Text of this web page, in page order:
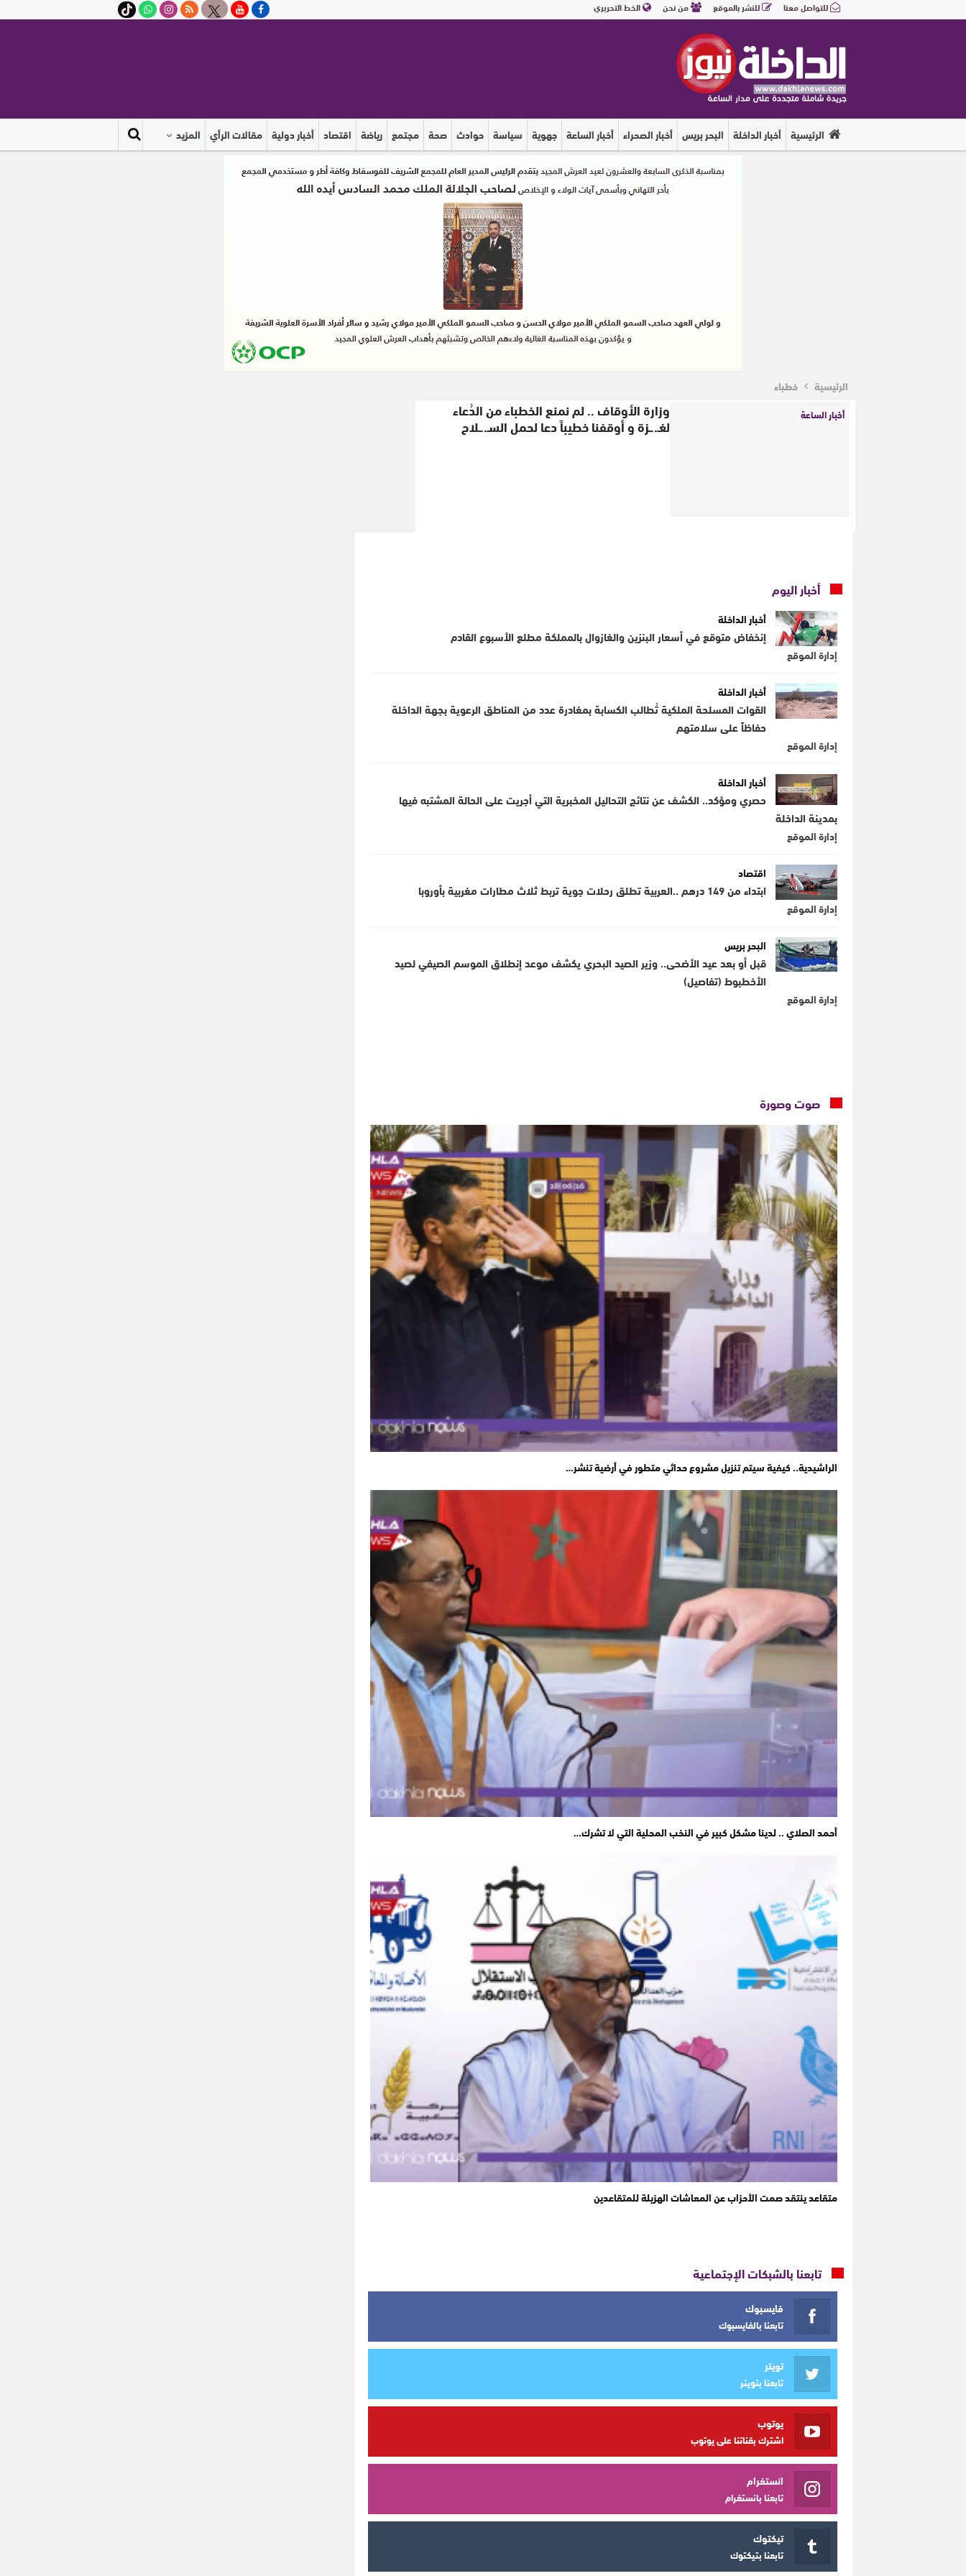
للتواصل معنا للنشر بالموقع من نحن الخط التحريري
الرئيسية أخبار الداخلة البحر بريس أخبار الصحراء أخبار الساعة جهوية سياسة حوادث صحة مجتمع رياضة اقتصاد أخبار دولية مقالات الرأي المزيد
الرئيسية خطباء
أخبار الساعة وزارة الأوقاف .. لم نمنع الخطباء من الدُعاء
لغـ..ـزة و أوقفنا خطيباً دعا لحمل السـ..ـلاح
أخبار اليوم
أخبار الداخلة
إنخفاض متوقع في أسعار البنزين والغازوال بالمملكة مطلع الأسبوع القادم
إدارة الموقع
أخبار الداخلة
القوات المسلحة الملكية تُطالب الكسابة بمغادرة عدد من المناطق الرعوية بجهة الداخلة
حفاظاً على سلامتهم
إدارة الموقع
أخبار الداخلة
حصري ومؤكد.. الكشف عن نتائج التحاليل المخبرية التي أجريت على الحالة المشتبه فيها
بمدينة الداخلة
إدارة الموقع
اقتصاد
ابتداء من 149 درهم ..العربية تطلق رحلات جوية تربط ثلاث مطارات مغربية بأوروبا
إدارة الموقع
البحر بريس
قبل أو بعد عيد الأضحى.. وزير الصيد البحري يكشف موعد إنطلاق الموسم الصيفي لصيد
الأخطبوط (تفاصيل)
إدارة الموقع
صوت وصورة
الراشيدية.. كيفية سيتم تنزيل مشروع حداثي متطور في أرضية تنشر…
أحمد الصلاي .. لدينا مشكل كبير في النخب المحلية التي لا تشرك…
متقاعد ينتقد صمت الأحزاب عن المعاشات الهزيلة للمتقاعدين
تابعنا بالشبكات الإجتماعية
فايسبوك
تابعنا بالفايسبوك
تويتر
تابعنا بتويتر
يوتوب
اشترك بقناتنا على يوتوب
انستغرام
تابعنا بانستغرام
تيكتوك
تابعنا بتيكتوك